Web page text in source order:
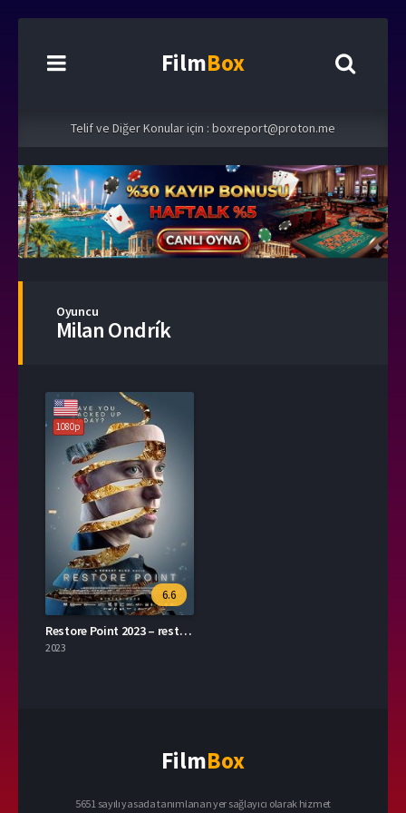
FilmBox
Telif ve Diğer Konular için : boxreport@proton.me
Oyuncu
Milan Ondrík
1080p
6.6
Restore Point 2023 – restore point 1080p Turkce Altyazi izle
2023
FilmBox
5651 sayılı yasada tanımlanan yer sağlayıcı olarak hizmet